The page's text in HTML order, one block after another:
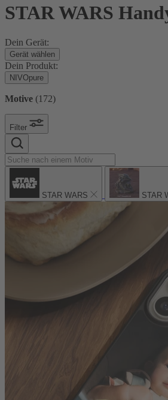
STAR WARS
Dein Gerät:
Gerät wählen
Dein Produkt:
NIVOpure
Motive (172)
Filter
STAR WARS STAR